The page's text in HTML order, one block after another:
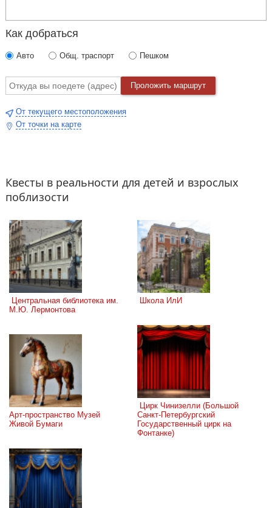
Как добраться
Авто Общ. траспорт Пешком
Проложить маршрут
От текущего местоположения
От точки на карте
Квесты в реальности для детей и взрослых
поблизости
М.Ю. Лермонтова
Школа ИлИ
Арт-пространство Музей
Живой Бумаги
Санкт-Петербургский
Государственный цирк на
Фонтанке)